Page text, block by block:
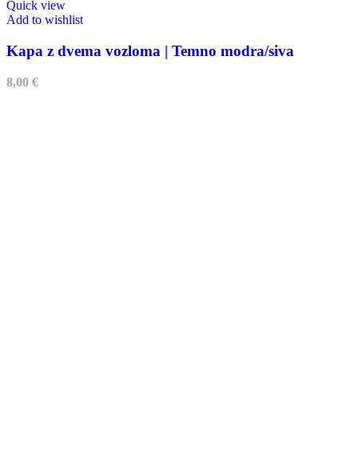
Quick view
Add to wishlist
Kapa z dvema vozloma | Temno modra/siva
8,00 €